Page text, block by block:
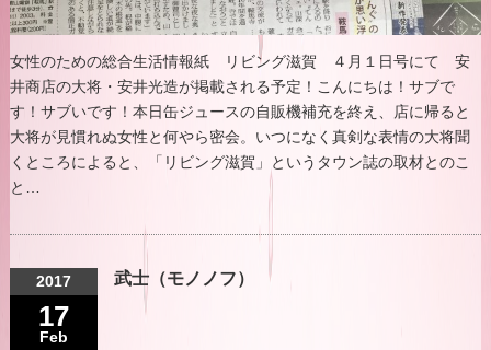
女性のための総合生活情報紙 リビング滋賀 ４月１日号にて 安
井商店の大将・安井光造が掲載される予定！こんにちは！サブで
す！サブいです！本日缶ジュースの自販機補充を終え、店に帰ると
大将が見慣れぬ女性と何やら密会。いつになく真剣な表情の大将聞
くところによると、「リビング滋賀」というタウン誌の取材とのこ
と…
2017
17
Feb
武士（モノノフ）